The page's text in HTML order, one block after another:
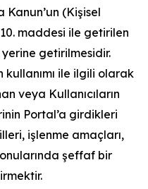
Kanun’un (Kişisel
maddesi ile getirilen
getirilmesidir.
kullanımı ile ilgili olarak
veya Kullanıcıların
Portal’a girdikleri
işlenme amaçları,
şeffaf bir